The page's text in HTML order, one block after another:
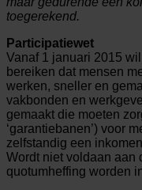
toegerekend.
Participatiewet
Vanaf 1 januari 2015
bereiken dat mensen
werken, sneller en
vakbonden en
gemaakt die moeten
‘garantiebanen’) voor
zelfstandig een
Wordt niet voldaan aan
quotumheffing worden